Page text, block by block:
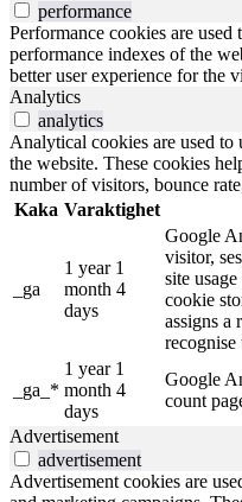
performance
Performance cookies are
performance indexes of the
better user experience for the
Analytics
analytics
Analytical cookies are used
the website. These cookies
number of visitors, bounce
Kaka Varaktighet
_ga
1 year 1
month 4
days
Google
visitor,
site
cookie
assigns a
_ga_*
1 year 1
month 4
days
Google
count
Advertisement
advertisement
Advertisement cookies are